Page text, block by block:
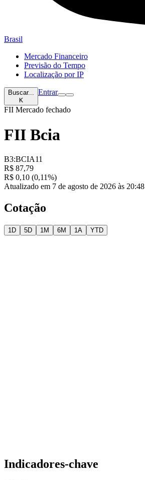
Brasil
Mercado Financeiro
Previsão do Tempo
Localização por IP
Buscar...
K
Entrar
FII Mercado fechado
FII Bcia
B3:BCIA11
R$ 87,79
R$ 0,10 (0,11%)
Atualizado em 7 de agosto de 2026 às 20:48
Cotação
1D 5D 1M 6M 1A YTD
Indicadores-chave